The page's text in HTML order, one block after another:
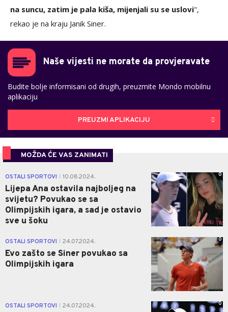
na suncu, zatim je pala kiša, mijenjali su se uslovi",
rekao je na kraju Janik Siner.
Naše vijesti ne morate da provjeravate
Budite bolje informisani od drugih, preuzmite Mondo mobilnu
aplikaciju
PREUZMI APLIKACIJU
MOŽDA ĆE VAS ZANIMATI
OSTALI SPORTOVI 10.08.2024.
Lijepa Ana ostavila najboljeg na
svijetu? Povukao se sa
Olimpijskih igara, a sad je ostavio
sve u šoku
0
OSTALI SPORTOVI 24.07.2024.
Evo zašto se Siner povukao sa
Olimpijskih igara
0
OSTALI SPORTOVI 24.07.2024. 0